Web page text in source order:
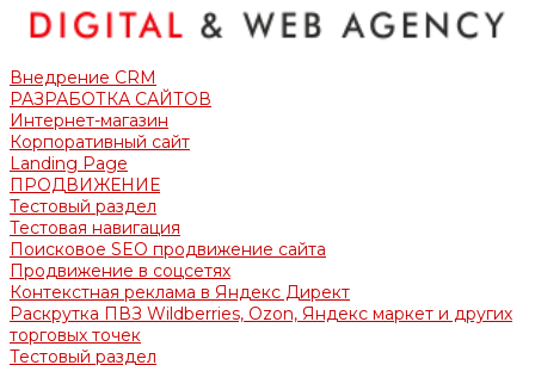
Внедрение CRM
РАЗРАБОТКА САЙТОВ
Интернет-магазин
Корпоративный сайт
Landing Page
ПРОДВИЖЕНИЕ
Тестовый раздел
Тестовая навигация
Поисковое SEO продвижение сайта
Продвижение в соцсетях
Контекстная реклама в Яндекс Директ
Раскрутка ПВЗ Wildberries, Ozon, Яндекс маркет и других
торговых точек
Тестовый раздел